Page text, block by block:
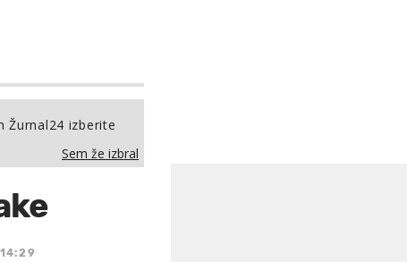
Žurnal24 izberite
Sem že izbral